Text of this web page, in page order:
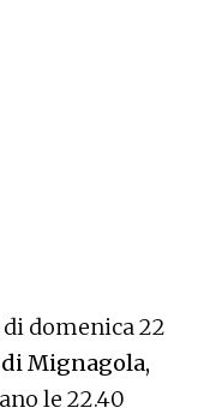
domenica 22
Mignagola,
le 22.40